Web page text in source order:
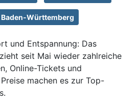
Württemberg
und Entspannung: Das
seit Mai wieder zahlreiche
Online-Tickets und
machen es zur Top-